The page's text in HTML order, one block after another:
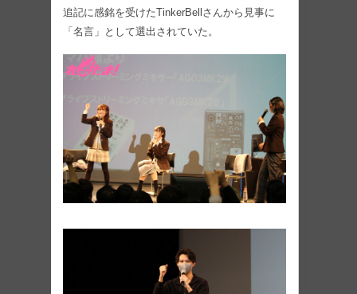
追記に感銘を受けたTinkerBellさんから見事に
「名言」として選出されていた。